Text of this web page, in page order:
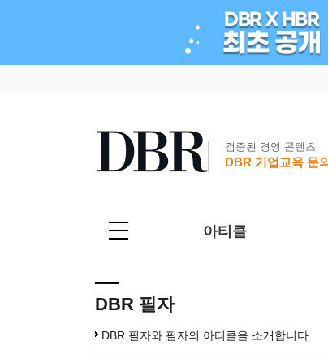
검증된 경영 콘텐츠
DBR 기업교육 문
아티클
DBR 필자
DBR 필자와 필자의 아티클을 소개합니다.